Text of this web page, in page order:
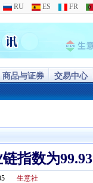
RU ES FR
商品与证券 交易中心
指数为99.93
生意社